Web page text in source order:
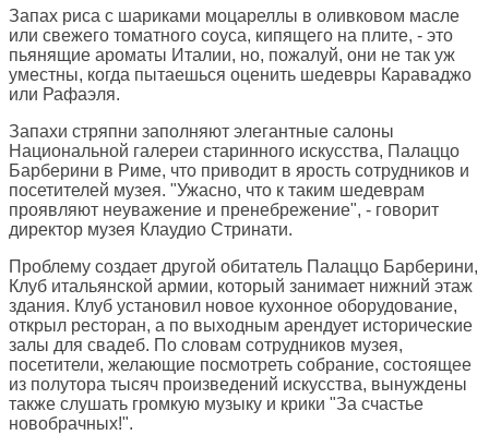
Запах риса с шариками моцареллы в оливковом масле
или свежего томатного соуса, кипящего на плите, - это
пьянящие ароматы Италии, но, пожалуй, они не так уж
уместны, когда пытаешься оценить шедевры Караваджо
или Рафаэля.
Запахи стряпни заполняют элегантные салоны
Национальной галереи старинного искусства, Палаццо
Барберини в Риме, что приводит в ярость сотрудников и
посетителей музея. "Ужасно, что к таким шедеврам
проявляют неуважение и пренебрежение", - говорит
директор музея Клаудио Стринати.
Проблему создает другой обитатель Палаццо Барберини,
Клуб итальянской армии, который занимает нижний этаж
здания. Клуб установил новое кухонное оборудование,
открыл ресторан, а по выходным арендует исторические
залы для свадеб. По словам сотрудников музея,
посетители, желающие посмотреть собрание, состоящее
из полутора тысяч произведений искусства, вынуждены
также слушать громкую музыку и крики "За счастье
новобрачных!".